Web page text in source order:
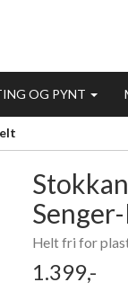
OG PYNT
Helt fri for
1.399,-